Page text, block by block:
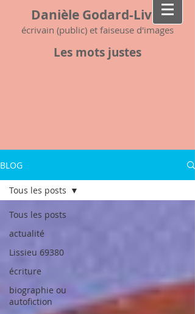
Danièle Godard-Livet
écrivain (public) et faiseuse d'images
Les mots justes
BLOG
Tous les posts
actualité
Lissieu 69380
écriture
biographie ou
autofiction
Tous les posts